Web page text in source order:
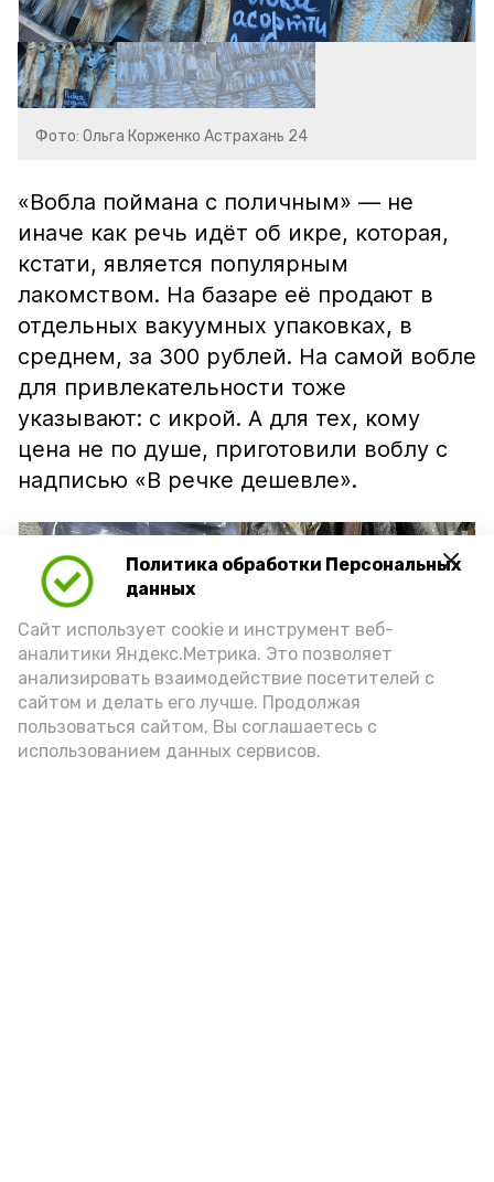
Политика обработки Персональных
данных
Сайт использует cookie и инструмент веб-
аналитики Яндекс.Метрика. Это позволяет
анализировать взаимодействие посетителей с
сайтом и делать его лучше. Продолжая
пользоваться сайтом, Вы соглашаетесь с
использованием данных сервисов.
Фото: Ольга Корженко Астрахань 24
«Вобла поймана с поличным» — не
иначе как речь идёт об икре, которая,
кстати, является популярным
лакомством. На базаре её продают в
отдельных вакуумных упаковках, в
среднем, за 300 рублей. На самой вобле
для привлекательности тоже
указывают: с икрой. А для тех, кому
цена не по душе, приготовили воблу с
надписью «В речке дешевле».